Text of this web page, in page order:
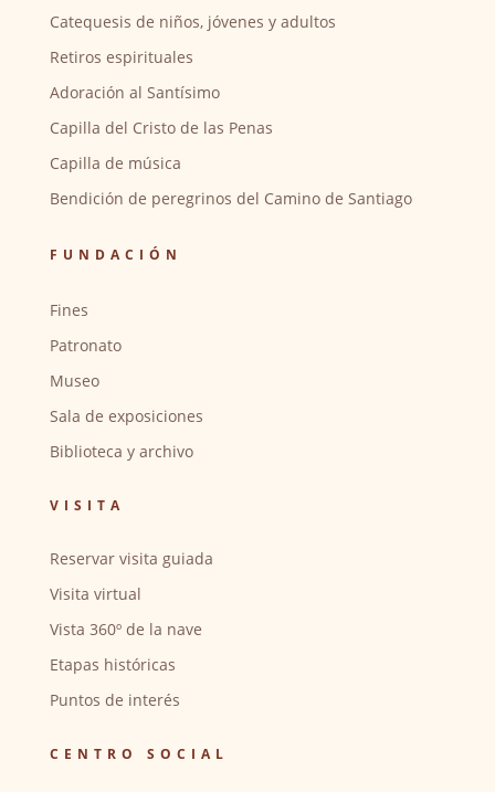
Catequesis de niños, jóvenes y adultos
Retiros espirituales
Adoración al Santísimo
Capilla del Cristo de las Penas
Capilla de música
Bendición de peregrinos del Camino de Santiago
FUNDACIÓN
Fines
Patronato
Museo
Sala de exposiciones
Biblioteca y archivo
VISITA
Reservar visita guiada
Visita virtual
Vista 360º de la nave
Etapas históricas
Puntos de interés
CENTRO SOCIAL